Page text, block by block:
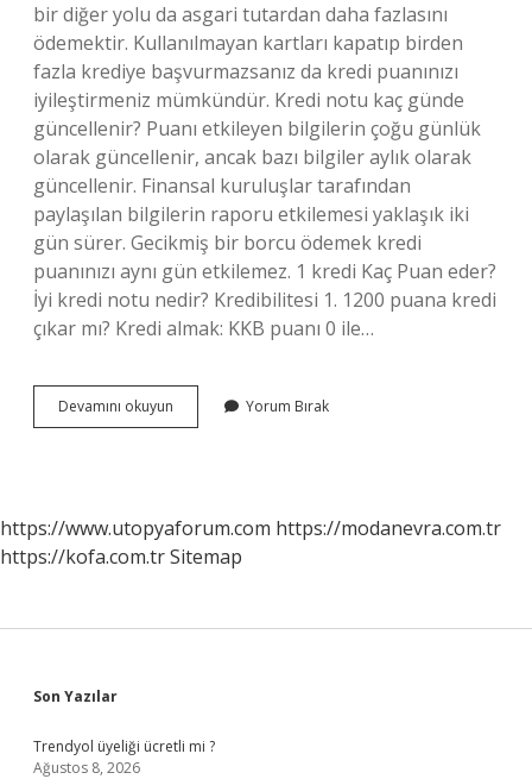
bir diğer yolu da asgari tutardan daha fazlasını
ödemektir. Kullanılmayan kartları kapatıp birden
fazla krediye başvurmazsanız da kredi puanınızı
iyileştirmeniz mümkündür. Kredi notu kaç günde
güncellenir? Puanı etkileyen bilgilerin çoğu günlük
olarak güncellenir, ancak bazı bilgiler aylık olarak
güncellenir. Finansal kuruluşlar tarafından
paylaşılan bilgilerin raporu etkilemesi yaklaşık iki
gün sürer. Gecikmiş bir borcu ödemek kredi
puanınızı aynı gün etkilemez. 1 kredi Kaç Puan eder?
İyi kredi notu nedir? Kredibilitesi 1. 1200 puana kredi
çıkar mı? Kredi almak: KKB puanı 0 ile…
Devamını okuyun
Notu
Yukselir
Yorum Bırak
https://www.utopyaforum.com https://modanevra.com.tr
https://kofa.com.trSitemap
Sidebar
Son Yazılar
Trendyol üyeliği ücretli mi ?
Ağustos 8, 2026